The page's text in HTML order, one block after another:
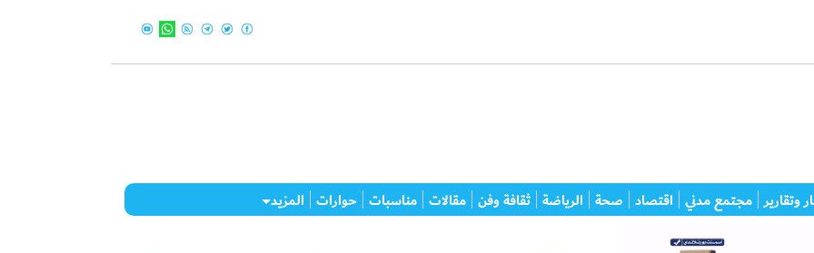
وتقارير مجتمع مدني اقتصاد صحة الرياضة ثقافة وفن مقالات مناسبات حوارات المزيد